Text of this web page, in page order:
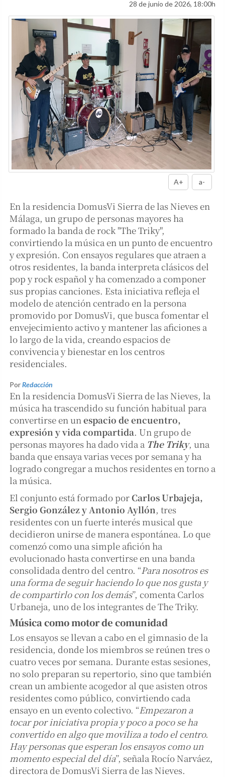
28 de junio de 2026, 18:00h
A+ a-
En la residencia DomusVi Sierra de las Nieves en
Málaga, un grupo de personas mayores ha
formado la banda de rock "The Triky",
convirtiendo la música en un punto de encuentro
y expresión. Con ensayos regulares que atraen a
otros residentes, la banda interpreta clásicos del
pop y rock español y ha comenzado a componer
sus propias canciones. Esta iniciativa refleja el
modelo de atención centrado en la persona
promovido por DomusVi, que busca fomentar el
envejecimiento activo y mantener las aficiones a
lo largo de la vida, creando espacios de
convivencia y bienestar en los centros
residenciales.
PorRedacción
En la residencia DomusVi Sierra de las Nieves, la
música ha trascendido su función habitual para
convertirse en un espacio de encuentro,
expresión y vida compartida. Un grupo de
personas mayores ha dado vida a The Triky, una
banda que ensaya varias veces por semana y ha
logrado congregar a muchos residentes en torno a
la música.
El conjunto está formado porCarlos Urbajeja,
Sergio González y Antonio Ayllón, tres
residentes con un fuerte interés musical que
decidieron unirse de manera espontánea. Lo que
comenzó como una simple afición ha
evolucionado hasta convertirse en una banda
consolidada dentro del centro. “Para nosotros es
una forma de seguir haciendo lo que nos gusta y
de compartirlo con los demás”, comenta Carlos
Urbaneja, uno de los integrantes de The Triky.
Música como motor de comunidad
Los ensayos se llevan a cabo en el gimnasio de la
residencia, donde los miembros se reúnen tres o
cuatro veces por semana. Durante estas sesiones,
no solo preparan su repertorio, sino que también
crean un ambiente acogedor al que asisten otros
residentes como público, convirtiendo cada
ensayo en un evento colectivo. “Empezaron a
tocar por iniciativa propia y poco a poco se ha
convertido en algo que moviliza a todo el centro.
Hay personas que esperan los ensayos como un
momento especial del día”, señala Rocío Narváez,
directora de DomusVi Sierra de las Nieves.